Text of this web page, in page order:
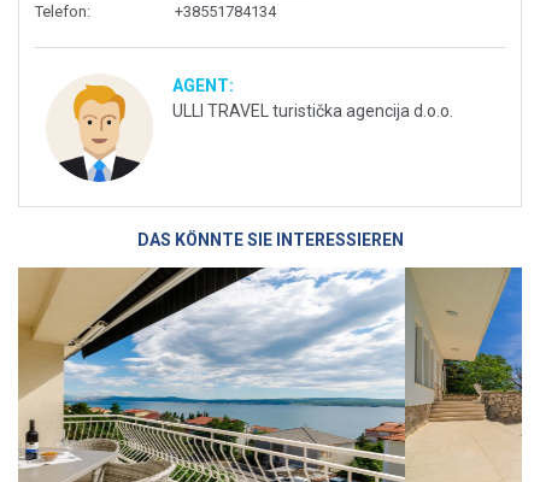
Telefon: +38551784134
AGENT:
ULLI TRAVEL turistička agencija d.o.o.
DAS KÖNNTE SIE INTERESSIEREN